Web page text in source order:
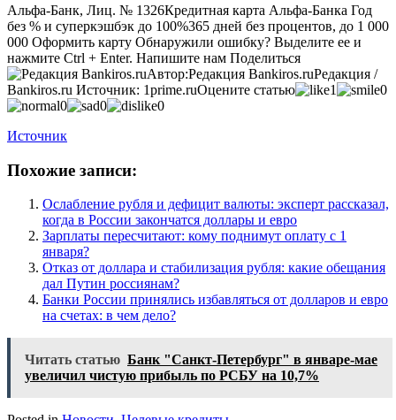
Альфа-Банк, Лиц. № 1326Кредитная карта Альфа-Банка Год
без % и суперкэшбэк до 100%365 дней без процентов, до 1 000
000 Оформить карту Обнаружили ошибку? Выделите ее и
нажмите Ctrl + Enter. Напишите нам Поделиться
Автор:Редакция Bankiros.ruРедакция /
Bankiros.ru Источник: 1prime.ruОцените статью 1
0
0
0
0
Источник
Похожие записи:
Ослабление рубля и дефицит валюты: эксперт рассказал,
когда в России закончатся доллары и евро
Зарплаты пересчитают: кому поднимут оплату с 1
января?
Отказ от доллара и стабилизация рубля: какие обещания
дал Путин россиянам?
Банки России принялись избавляться от долларов и евро
на счетах: в чем дело?
Читать статью Банк "Санкт-Петербург" в январе-мае
увеличил чистую прибыль по РСБУ на 10,7%